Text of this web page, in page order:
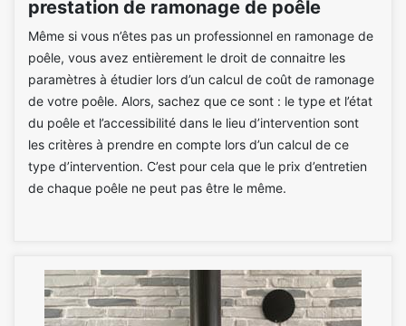
prestation de ramonage de poêle
Même si vous n’êtes pas un professionnel en ramonage de
poêle, vous avez entièrement le droit de connaitre les
paramètres à étudier lors d’un calcul de coût de ramonage
de votre poêle. Alors, sachez que ce sont : le type et l’état
du poêle et l’accessibilité dans le lieu d’intervention sont
les critères à prendre en compte lors d’un calcul de ce
type d’intervention. C’est pour cela que le prix d’entretien
de chaque poêle ne peut pas être le même.